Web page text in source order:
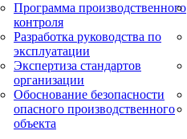
Программа производственного
контроля
Разработка руководства по
эксплуатации
Экспертиза стандартов
организации
Обоснование безопасности
опасного производственного
объекта